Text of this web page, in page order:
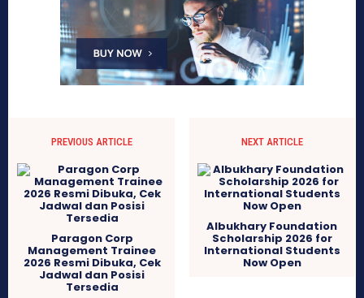
PREVIOUS ARTICLE
Paragon Corp
Management Trainee
2026 Resmi Dibuka, Cek
Jadwal dan Posisi
Tersedia
NEXT ARTICLE
Albukhary Foundation
Scholarship 2026 for
International Students
Now Open